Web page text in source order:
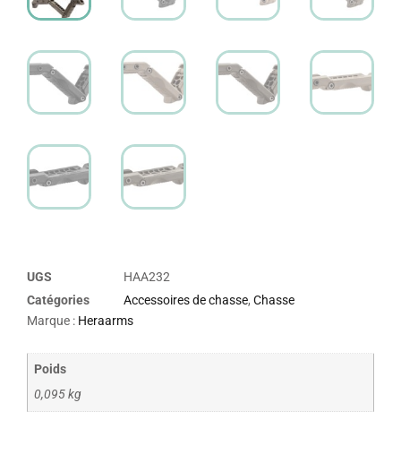
UGS
HAA232
Catégories
Accessoires de chasse, Chasse
Marque : Heraarms
Poids
0,095 kg